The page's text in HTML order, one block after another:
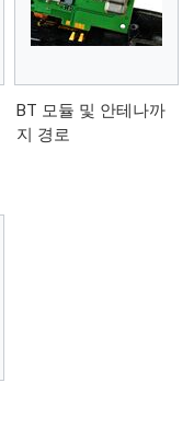
BT 모듈 및 안테나까
지 경로